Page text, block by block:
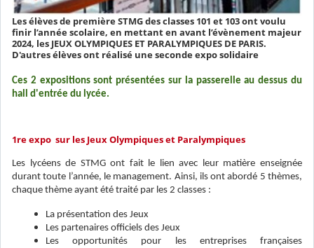
Les élèves de première STMG des classes 101 et 103 ont voulu
finir l’année scolaire, en mettant en avant l’évènement majeur
2024, les JEUX OLYMPIQUES ET PARALYMPIQUES DE PARIS.
D'autres élèves ont réalisé une seconde expo solidaire
Ces 2 expositions sont présentées sur la passerelle au dessus du
hall d'entrée du lycée.
1re expo sur les Jeux Olympiques et Paralympiques
Les lycéens de STMG ont fait le lien avec leur matière enseignée
durant toute l’année, le management. Ainsi, ils ont abordé 5 thèmes,
chaque thème ayant été traité par les 2 classes :
La présentation des Jeux
Les partenaires officiels des Jeux
Les opportunités pour les entreprises françaises